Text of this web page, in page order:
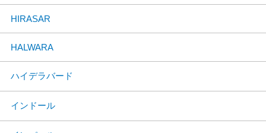
HIRASAR
HALWARA
ハイデラバード
インドール